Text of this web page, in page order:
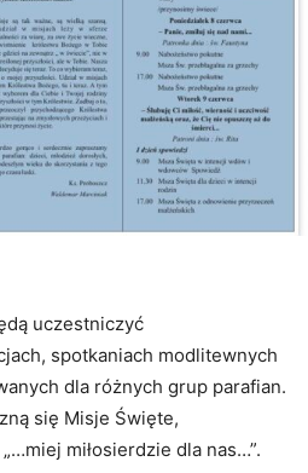
uczestniczyć
spotkaniach modlitewnych
dla różnych grup parafian.
się Misje Święte,
miłosierdzie dla nas…”.